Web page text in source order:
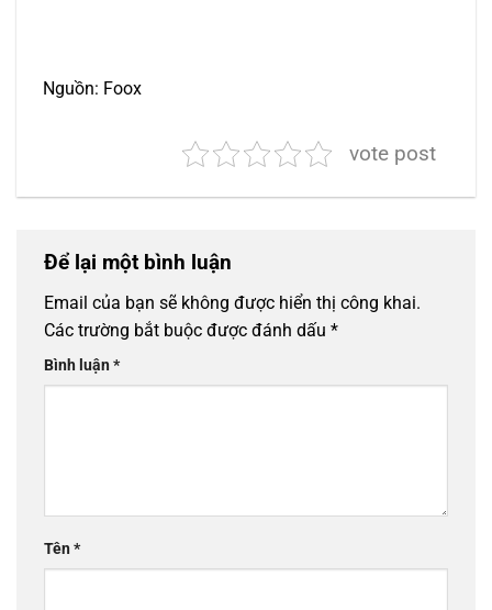
Nguồn: Foox
vote post
Để lại một bình luận
Email của bạn sẽ không được hiển thị công khai.
Các trường bắt buộc được đánh dấu *
Bình luận*
Tên*